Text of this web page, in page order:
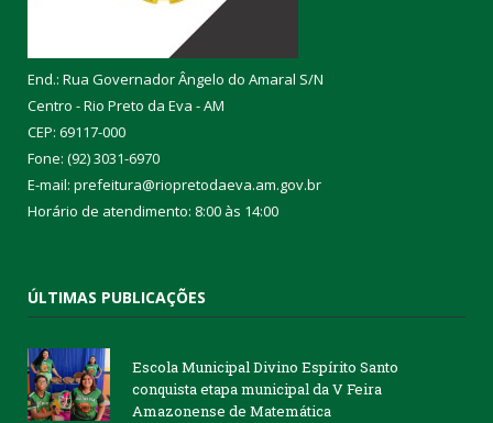
End.: Rua Governador Ângelo do Amaral S/N
Centro - Rio Preto da Eva - AM
CEP: 69117-000
Fone: (92) 3031-6970
E-mail: prefeitura@riopretodaeva.am.gov.br
Horário de atendimento: 8:00 às 14:00
ÚLTIMAS PUBLICAÇÕES
Escola Municipal Divino Espírito Santo
conquista etapa municipal da V Feira
Amazonense de Matemática